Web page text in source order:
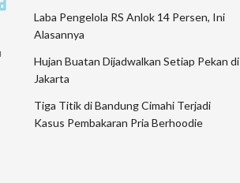
Laba Pengelola RS Anlok 14 Persen, Ini
Alasannya
Hujan Buatan Dijadwalkan Setiap Pekan di
Jakarta
Tiga Titik di Bandung Cimahi Terjadi
Kasus Pembakaran Pria Berhoodie